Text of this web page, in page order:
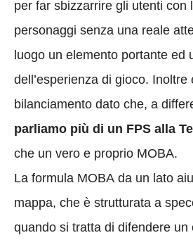
per far sbizzarrire gli utenti con
personaggi senza una reale
luogo un elemento portante ed
dell’esperienza di gioco. Inoltre
bilanciamento dato che, a
parliamo più di un FPS alla
che un vero e proprio MOBA.
La formula MOBA da un lato
mappa, che è strutturata a
quando si tratta di difendere un